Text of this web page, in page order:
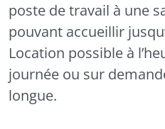
poste de travail à une
pouvant accueillir
Location possible à
journée ou sur
longue.